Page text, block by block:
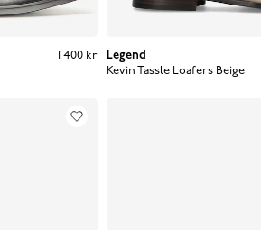
1 400 kr
1 400 kr
Legend
Kevin Tassle Loafers Beige